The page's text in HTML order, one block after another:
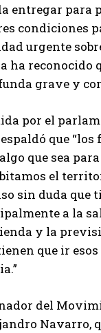
entregar para
condiciones
urgente
ha reconocido
grave y
por el
que “los
que sea
el
sin duda que
a la
y la
que ir
del
Navarro,